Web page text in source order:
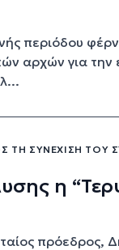
περιόδου
αρχών για
ΤΗ ΣΥΝΈΧΙΣΗ ΤΟΥ
η
πρόεδρος,